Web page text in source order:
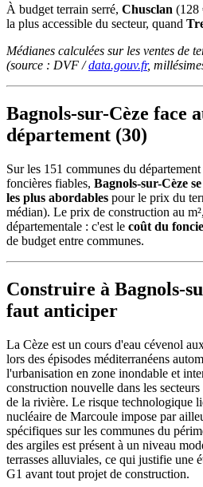
À budget terrain serré, Chusclan (128
la plus accessible du secteur, quand
Médianes calculées sur les ventes de
(source : DVF /data.gouv.fr,
Bagnols-sur-Cèze face
département (30)
Sur les 151 communes du
foncières fiables, Bagnols-sur-Cèze
les plus abordables pour le prix du
médian). Le prix de construction au
départementale : c'est le coût du
de budget entre communes.
Construire à Bagnols-
faut anticiper
La Cèze est un cours d'eau cévenol
lors des épisodes méditerranéens
l'urbanisation en zone inondable et
construction nouvelle dans les
de la rivière. Le risque technologique
nucléaire de Marcoule impose par
spécifiques sur les communes du
des argiles est présent à un niveau
terrasses alluviales, ce qui justifie une
G1 avant tout projet de construction.